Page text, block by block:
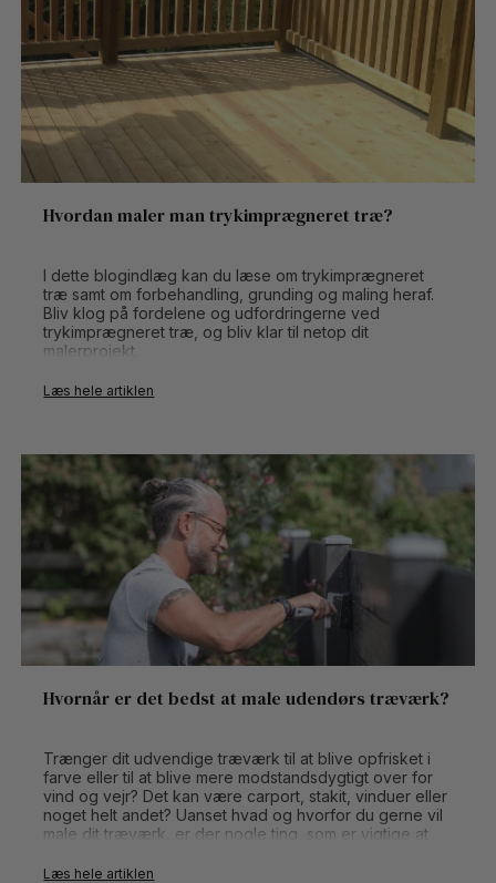
Hvordan maler man trykimprægneret træ?
I dette blogindlæg kan du læse om trykimprægneret
træ samt om forbehandling, grunding og maling heraf.
Bliv klog på fordelene og udfordringerne ved
trykimprægneret træ, og bliv klar til netop dit
malerprojekt.
Klar til at komme i gang? Så læs med nedenfor.
Læs hele artiklen
Hvornår er det bedst at male udendørs træværk?
Trænger dit udvendige træværk til at blive opfrisket i
farve eller til at blive mere modstandsdygtigt over for
vind og vejr? Det kan være carport, stakit, vinduer eller
noget helt andet? Uanset hvad og hvorfor du gerne vil
male dit træværk, er der nogle ting, som er vigtige at
Læs hele artiklen